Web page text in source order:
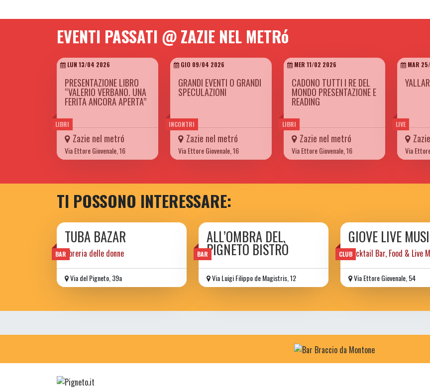
EVENTI PASSATI @ ZAZIE NEL METRó
LIBRI
LUN 13/04 2026
PRESENTAZIONE LIBRO
“VALERIO VERBANO. UNA
FERITA ANCORA APERTA”
Zazie nel metró
Via Ettore Giovenale, 16
INCONTRI
GIO 09/04 2026
GRANDI EVENTI O GRANDI
SPECULAZIONI
Zazie nel metró
Via Ettore Giovenale, 16
LIBRI
MER 11/02 2026
CADONO TUTTI I RE DEL
MONDO PRESENTAZIONE E
READING
Zazie nel metró
Via Ettore Giovenale, 16
LIVE
MAR
Via
TI POSSONO INTERESSARE:
BAR
TUBA BAZAR
libreria delle donne
Via del Pigneto, 39a
BAR
ALL’OMBRA DEL
PIGNETO BISTRÒ
Via Luigi Filippo de Magistris, 12
CLUB
GIOVE LIVE
Cocktail Bar, Food & Live
Via Ettore Giovenale, 54